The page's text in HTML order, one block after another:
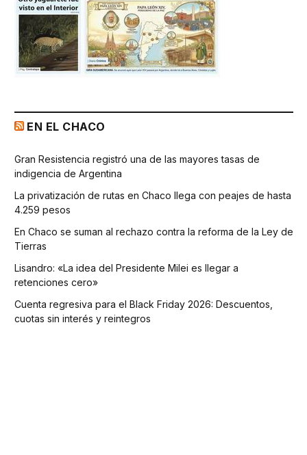
EN EL CHACO
Gran Resistencia registró una de las mayores tasas de
indigencia de Argentina
La privatización de rutas en Chaco llega con peajes de hasta
4.259 pesos
En Chaco se suman al rechazo contra la reforma de la Ley de
Tierras
Lisandro: «La idea del Presidente Milei es llegar a
retenciones cero»
Cuenta regresiva para el Black Friday 2026: Descuentos,
cuotas sin interés y reintegros